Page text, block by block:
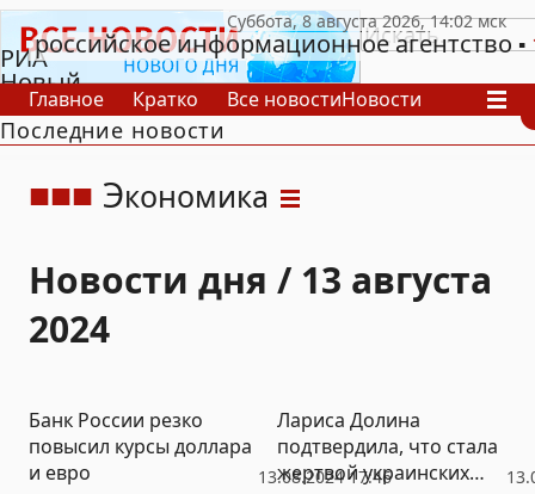
РИА
Новый
День
российское информационное агентство
Главное Кратко Все новостиНовости
В России
В мире
Последние новости
Экономика
Новости дня / 13 августа
2024
13.08.2024 17:46
Банк России резко
повысил курсы доллара
и евро
Лариса Долина
подтвердила, что стала
жертвой украинских